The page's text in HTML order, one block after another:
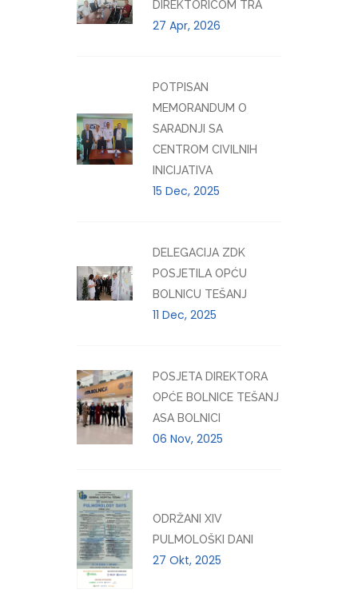
DIREKTORICOM TRA
27 Apr, 2026
POTPISAN
MEMORANDUM O
SARADNJI SA
CENTROM CIVILNIH
INICIJATIVA
15 Dec, 2025
DELEGACIJA ZDK
POSJETILA OPĆU
BOLNICU TEŠANJ
11 Dec, 2025
POSJETA DIREKTORA
OPĆE BOLNICE TEŠANJ
ASA BOLNICI
06 Nov, 2025
ODRŽANI XIV
PULMOLOŠKI DANI
27 Okt, 2025